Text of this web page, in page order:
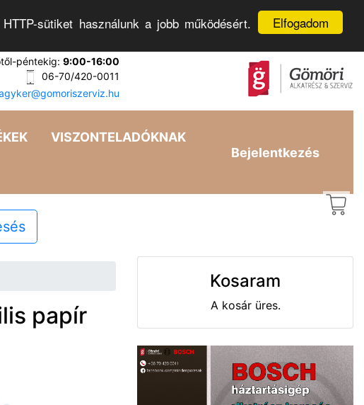
Elfogadom
sütiket használunk a jobb működésért.
péntekig: 9:00-16:00
06-70/420-0011
VISZONTELADÓKNAK
Bejelentkezés
papír
Kosaram
A kosár üres.